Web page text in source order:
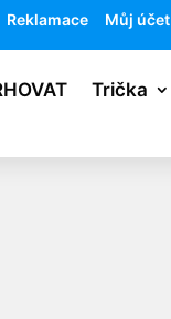
Reklamace Můj účet
Trička